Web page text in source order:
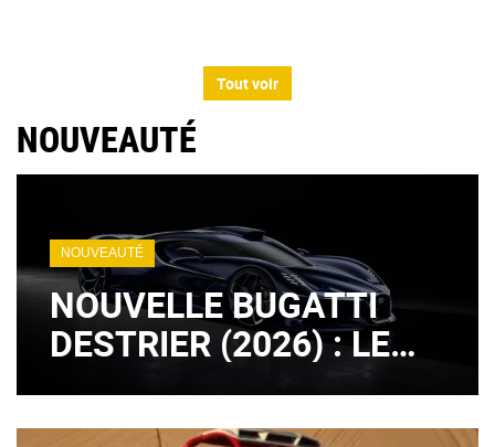
Tout voir
NOUVEAUTÉ
NOUVEAUTÉ
NOUVELLE BUGATTI
DESTRIER (2026) : LE
LÉGENDAIRE MOTEUR
W16 EST DE RETOUR !